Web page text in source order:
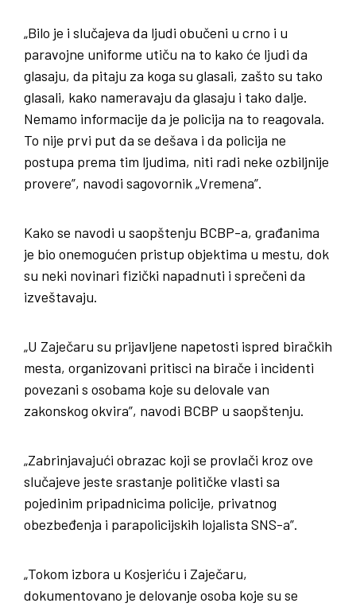
„Bilo je i slučajeva da ljudi obučeni u crno i u
paravojne uniforme utiču na to kako će ljudi da
glasaju, da pitaju za koga su glasali, zašto su tako
glasali, kako nameravaju da glasaju i tako dalje.
Nemamo informacije da je policija na to reagovala.
To nije prvi put da se dešava i da policija ne
postupa prema tim ljudima, niti radi neke ozbiljnije
provere”, navodi sagovornik „Vremena”.
Kako se navodi u saopštenju BCBP-a, građanima
je bio onemogućen pristup objektima u mestu, dok
su neki novinari fizički napadnuti i sprečeni da
izveštavaju.
„U Zaječaru su prijavljene napetosti ispred biračkih
mesta, organizovani pritisci na birače i incidenti
povezani s osobama koje su delovale van
zakonskog okvira”, navodi BCBP u saopštenju.
„Zabrinjavajući obrazac koji se provlači kroz ove
slučajeve jeste srastanje političke vlasti sa
pojedinim pripadnicima policije, privatnog
obezbeđenja i parapolicijskih lojalista SNS-a”.
„Tokom izbora u Kosjeriću i Zaječaru,
dokumentovano je delovanje osoba koje su se